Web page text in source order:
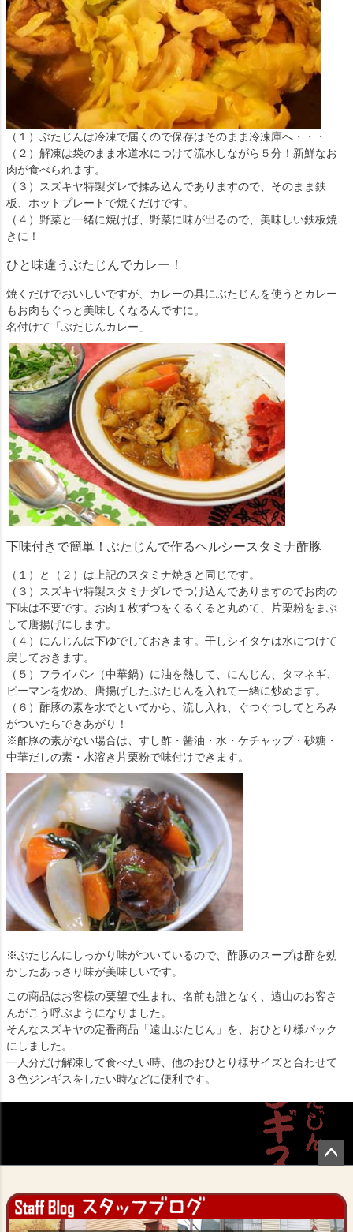
（１）ぶたじんは冷凍で届くので保存はそのまま冷凍庫へ・・・
（２）解凍は袋のまま水道水につけて流水しながら５分！新鮮なお
肉が食べられます。
（３）スズキヤ特製ダレで揉み込んでありますので、そのまま鉄
板、ホットプレートで焼くだけです。
（４）野菜と一緒に焼けば、野菜に味が出るので、美味しい鉄板焼
きに！
ひと味違うぶたじんでカレー！
焼くだけでおいしいですが、カレーの具にぶたじんを使うとカレー
もお肉もぐっと美味しくなるんですに。
名付けて「ぶたじんカレー」
下味付きで簡単！ぶたじんで作るヘルシースタミナ酢豚
（１）と（２）は上記のスタミナ焼きと同じです。
（３）スズキヤ特製スタミナダレでつけ込んでありますのでお肉の
下味は不要です。お肉１枚ずつをくるくると丸めて、片栗粉をまぶ
して唐揚げにします。
（４）にんじんは下ゆでしておきます。干しシイタケは水につけて
戻しておきます。
（５）フライパン（中華鍋）に油を熱して、にんじん、タマネギ、
ピーマンを炒め、唐揚げしたぶたじんを入れて一緒に炒めます。
（６）酢豚の素を水でといてから、流し入れ、ぐつぐつしてとろみ
がついたらできあがり！
※酢豚の素がない場合は、すし酢・醤油・水・ケチャップ・砂糖・
中華だしの素・水溶き片栗粉で味付けできます。
※ぶたじんにしっかり味がついているので、酢豚のスープは酢を効
かしたあっさり味が美味しいです。
この商品はお客様の要望で生まれ、名前も誰となく、遠山のお客さ
んがこう呼ぶようになりました。
そんなスズキヤの定番商品「遠山ぶたじん」を、おひとり様パック
にしました。
一人分だけ解凍して食べたい時、他のおひとり様サイズと合わせて
３色ジンギスをしたい時などに便利です。
ジト
へ